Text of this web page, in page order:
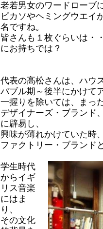
老若男女のワードローブ
ピカソやヘミングウエイ
名ですね。
皆さんも１枚ぐらいは・
にお持ちでは？
代表の高松さんは、ハウ
バブル期～後半にかけて
一握りを除いては、まっ
デザイナーズ・ブランド
に辟易し、
興味が薄れかけていた時
ファクトリー・ブランド
学生時代
からイギ
リス音楽
にはま
り、
その文化